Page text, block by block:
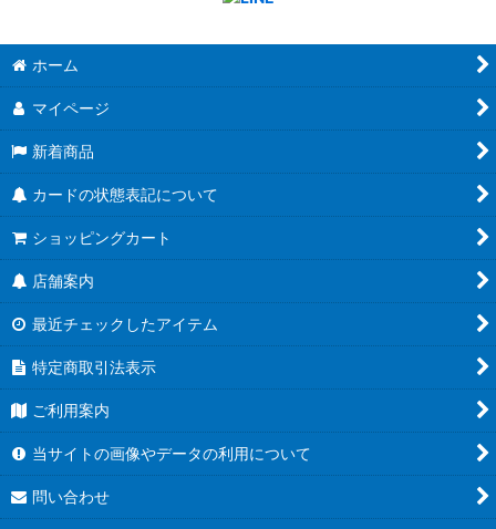
ホーム
マイページ
新着商品
カードの状態表記について
ショッピングカート
店舗案内
最近チェックしたアイテム
特定商取引法表示
ご利用案内
当サイトの画像やデータの利用について
問い合わせ